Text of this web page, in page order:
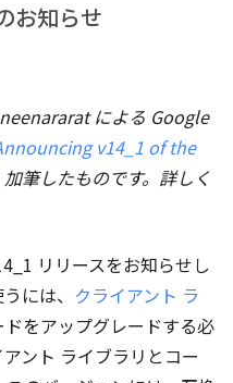
お知らせ
による Google
v14_1 of the
筆したものです。詳しく
リリースをお知らせし
には、 クライアント ラ
をアップグレードする必
ント ライブラリとコー